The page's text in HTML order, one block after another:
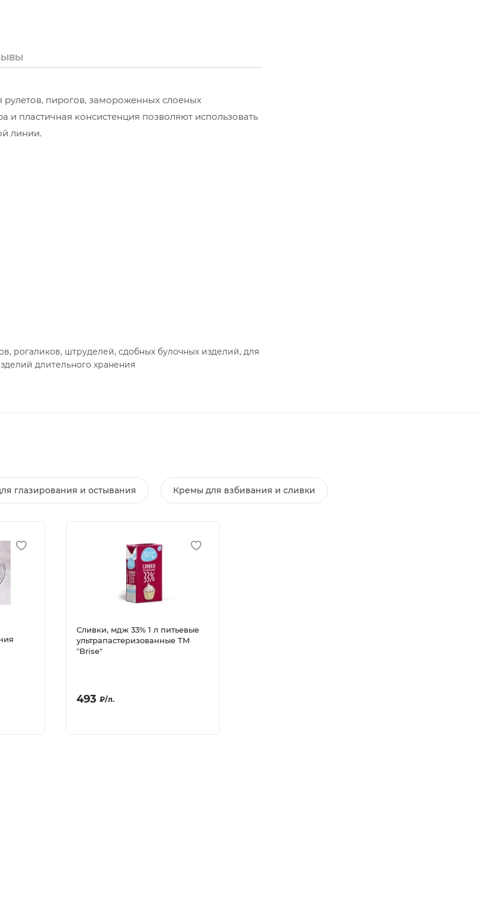
рулетов, пирогов, замороженных слоеных
и пластичная консистенция позволяют использовать
линии.
рогаликов, штруделей, cдобных булочных изделий, для
длительного хранения
глазирования и остывания Кремы для взбивания и сливки
Сливки, мдж 33% 1 л питьевые
ультрапастеризованные ТМ
"Brise"
493 ₽/л.